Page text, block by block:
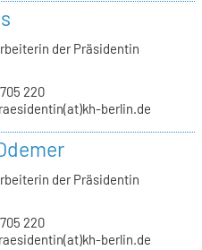
der Präsidentin
220
berlin.de
der Präsidentin
220
berlin.de